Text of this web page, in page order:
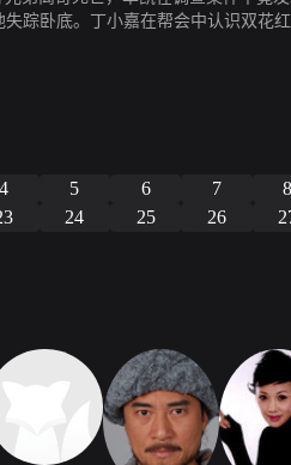
踪卧底。丁小嘉在帮会中认识双花
4 5 6 7
24 25 26